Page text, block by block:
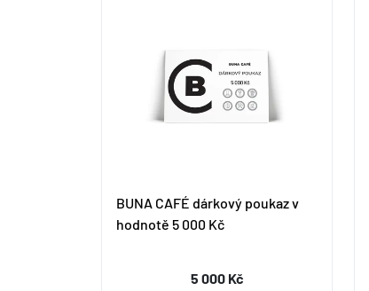
BUNA CAFÉ dárkový poukaz v
hodnotě 5 000 Kč
5 000 Kč